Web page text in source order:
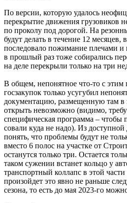
По версии, которую удалось
перекрытие движения грузовиков
по проколу под дорогой. На
будут делать в течение 12 месяцев,
последовало пожимание плечами и
в прошлый раз тоже собирались
на деле перекрыли только на три
В общем, непонятное что-то с этим
госзакупок только усугубил
документацию, размещенную там в
открыть невозможно (видимо,
специфическая программа – чтобы
совали куда не надо). Из
понять, что проблемы будут не
вместо 6 полос на участке от
останутся только три. Остается
таком сужении встанет кольцо у
транспортный коллапс в этой
произойдет это явно не раньше
сезона, то есть до мая 2023-го